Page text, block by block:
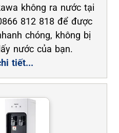
không ra nước tại
812 818 để được
chóng, không bị
nước của bạn.
tiết...